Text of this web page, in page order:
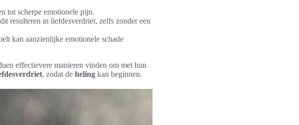
tot scherpe emotionele pijn.
resulteren in liefdesverdriet, zelfs zonder een
kan aanzienlijke emotionele schade
effectievere manieren vinden om met hun
, zodat de heling kan beginnen.